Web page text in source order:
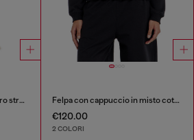
Pantaloncini in scuba leggero stretch Felpa con cappuccio in misto cotone smerigliato
€120.00
2 COLORI